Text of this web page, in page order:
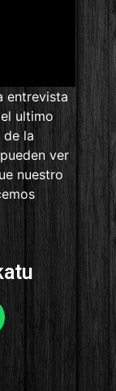
entrevista
ultimo
la
ver
nuestro